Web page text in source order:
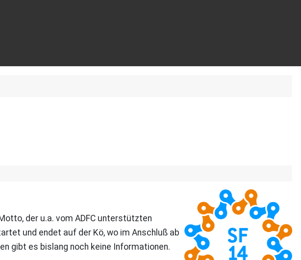
der u.a. vom ADFC unterstützten
und endet auf der Kö, wo im Anschluß ab
gibt es bislang noch keine Informationen.